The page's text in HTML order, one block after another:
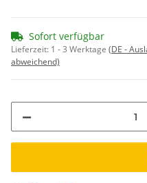
Sofort verfügbar
Lieferzeit: 1 - 3 Werktage (DE -
abweichend)